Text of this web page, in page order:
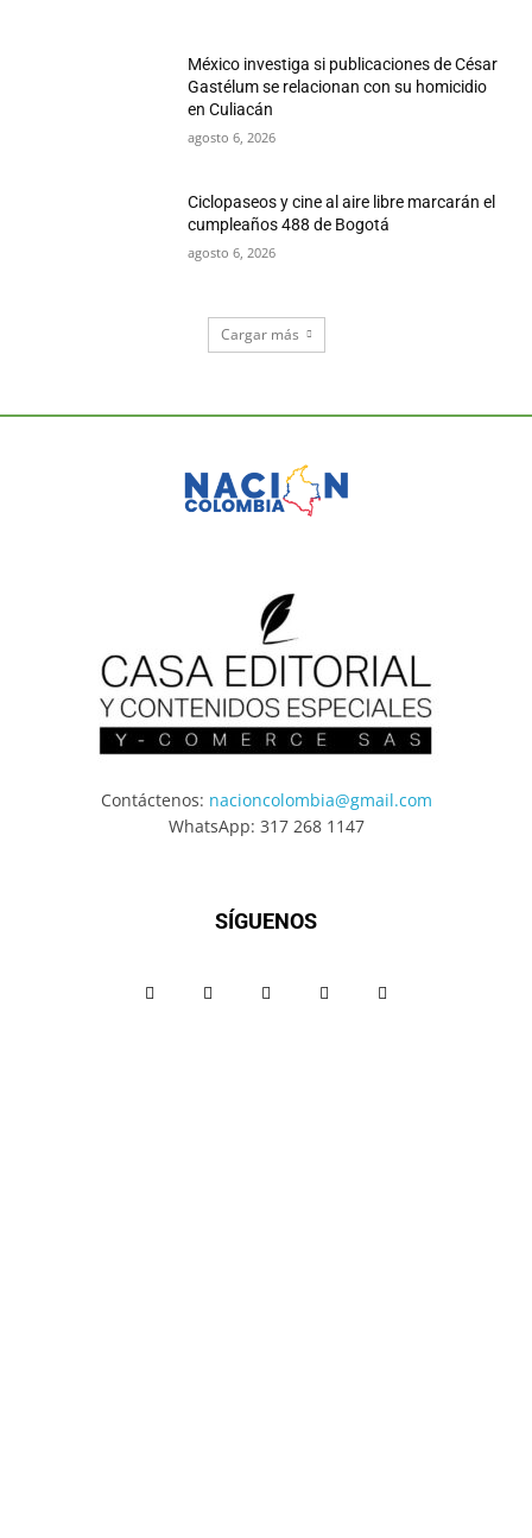
México investiga si publicaciones de César
Gastélum se relacionan con su homicidio
en Culiacán
agosto 6, 2026
Ciclopaseos y cine al aire libre marcarán el
cumpleaños 488 de Bogotá
agosto 6, 2026
Cargar más
Contáctenos: nacioncolombia@gmail.com
WhatsApp: 317 268 1147
SÍGUENOS